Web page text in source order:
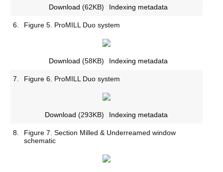
Download (62KB) Indexing metadata
6. Figure 5. ProMILL Duo system
Download (58KB) Indexing metadata
7. Figure 6. ProMILL Duo system
Download (293KB) Indexing metadata
8.
Figure 7. Section Milled & Underreamed window
schematic